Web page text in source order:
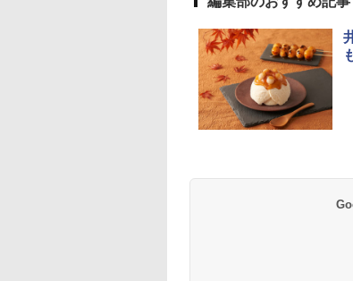
1
し 二人暮らし フラット
2
ベクショ
￥32,800